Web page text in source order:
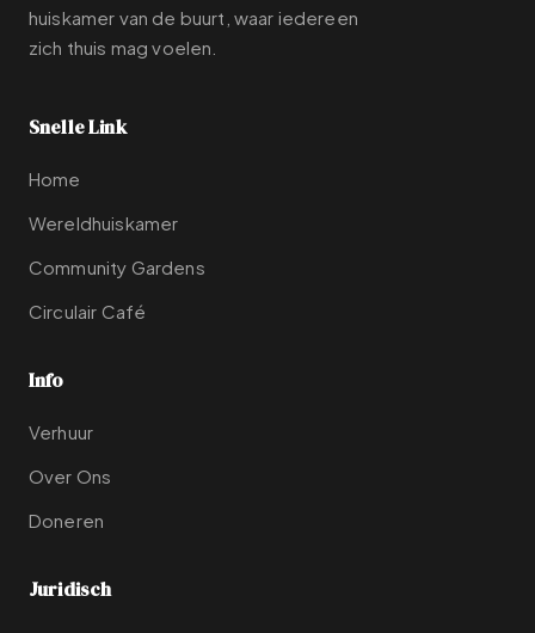
huiskamer van de buurt, waar iedereen
zich thuis mag voelen.
Snelle Link
Home
Wereldhuiskamer
Community Gardens
Circulair Café
Info
Verhuur
Over Ons
Doneren
Juridisch